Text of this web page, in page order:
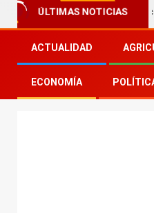
ÚLTIMAS NOTICIAS
un circuito turístico que
ACTUALIDAD
ECONOMÍA